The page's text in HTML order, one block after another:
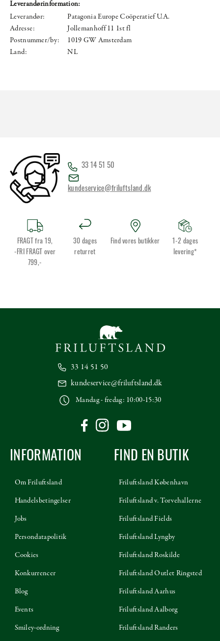
Leverandørinformation:
Leverandør:
Patagonia Europe Coöperatief U.A.
Adresse:
Jollemanhoff 11 1st fl
Postnummer/by:
1019 GW Amsterdam
Land:
NL
33 14 51 50
kundeservice@friluftsland.dk
FRAGT fra 19,
-FRI FRAGT over
799,-
30 dages
returret
Find vores butikker
1-2 dages
levering*
33 14 51 50
kundeservice@friluftsland.dk
Mandag - fredag: 10:00-15:30
INFORMATION
Om Friluftsland
Handelsbetingelser
Jobs
Persondatapolitik
Cookies
Konkurrencer
Blog
Events
Smiley-ordning
FIND EN BUTIK
Friluftsland København
Friluftsland v. Torvehallerne
Friluftsland Fields
Friluftsland Lyngby
Friluftsland Roskilde
Friluftsland Outlet Ringsted
Friluftsland Aarhus
Friluftsland Aalborg
Friluftsland Randers